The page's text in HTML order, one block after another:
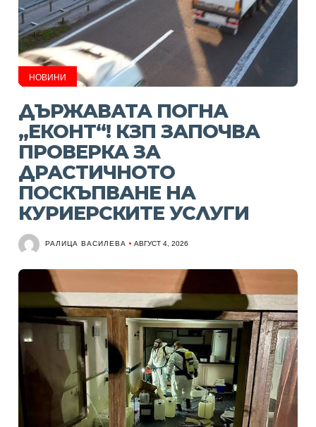
НОВИНИ
ДЪРЖАВАТА ПОГНА
„ЕКОНТ“! КЗП ЗАПОЧВА
ПРОВЕРКА ЗА
ДРАСТИЧНОТО
ПОСКЪПВАНЕ НА
КУРИЕРСКИТЕ УСЛУГИ
РАЛИЦА ВАСИЛЕВА АВГУСТ 4, 2026